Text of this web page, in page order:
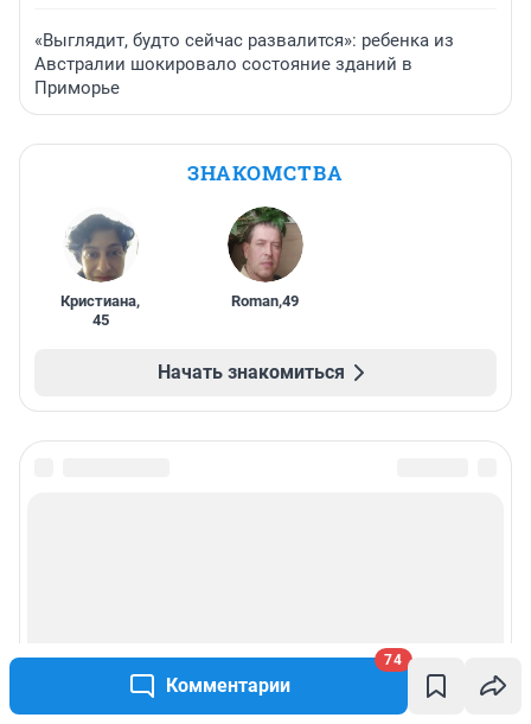
Комментарии
74
«Выглядит, будто сейчас развалится»: ребенка из
Австралии шокировало состояние зданий в
Приморье
ЗНАКОМСТВА
Кристиана,
45
Roman,49
Начать знакомиться